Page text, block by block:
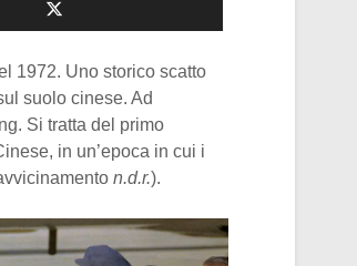
1972. Uno storico scatto
suolo cinese. Ad
Si tratta del primo
in un’epoca in cui i
n.d.r.).